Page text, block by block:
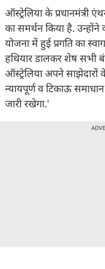
ऑस्ट्रेलिया के प्रधानमंत्री
का समर्थन किया है. उन्होंने
योजना में हुई प्रगति का
हथियार डालकर शेष सभी
ऑस्ट्रेलिया अपने
न्यायपूर्ण व टिकाऊ
जारी रखेगा.'